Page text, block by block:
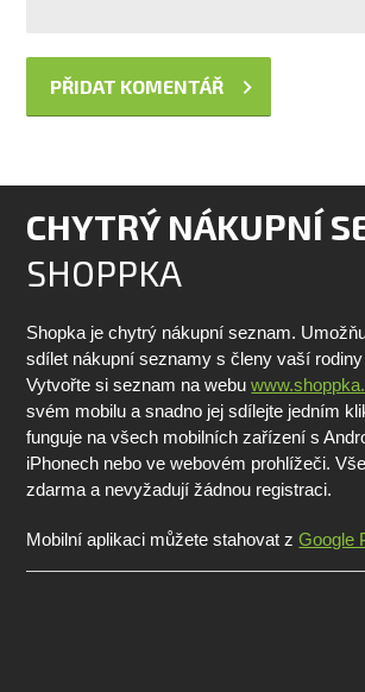
CHYTRÝ NÁKUPNÍ
SHOPPKA
Shopka je chytrý nákupní seznam.
sdílet nákupní seznamy s členy vaší
Vytvořte si seznam na webu
svém mobilu a snadno jej sdílejte jedním
funguje na všech mobilních zařízení s
iPhonech nebo ve webovém prohlížeči.
zdarma a nevyžadují žádnou registraci.
Mobilní aplikaci můžete stahovat zGoogle